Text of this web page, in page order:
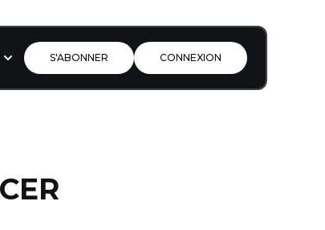
S'ABONNER CONNEXION